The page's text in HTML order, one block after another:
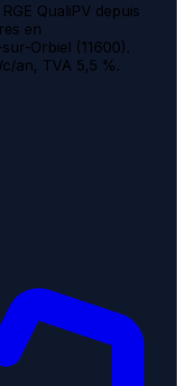
QualiPV depuis
en
Orbiel (11600).
an, TVA 5,5 %.